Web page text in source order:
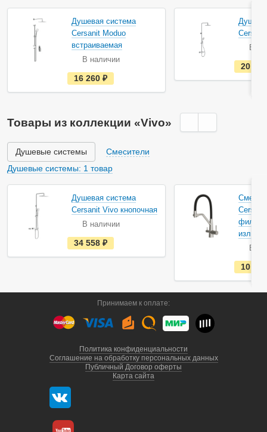
Душевая система
Cersanit Moduo
встраиваемая
В наличии
е
с
т
а
ч
и
и
16 260
В
20
Товары из коллекции «Vivo»
Душевые системы
Смесители
Душевые системы: 1 товар
Душевая система
Cersanit Vivo кнопочная
В наличии
е
с
т
а
и
и
34 558
В
10
Принимаем к оплате:
Политика конфиденциальности
Соглашение на обработку персональных данных
Публичный Договор оферты
Карта сайта